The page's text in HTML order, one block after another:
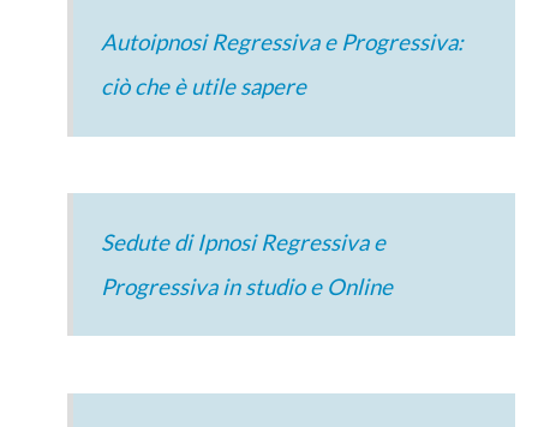
Autoipnosi Regressiva e Progressiva:
ciò che è utile sapere
Sedute di Ipnosi Regressiva e
Progressiva in studio e Online